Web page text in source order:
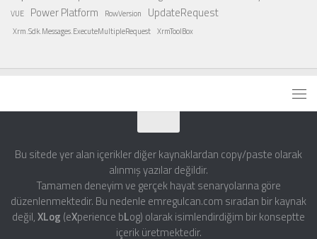
VUE
Power Platform RowVersion UpdateRequest
Xrm.Sdk.Messages.ExecuteMultipleRequest XrmToolBox
Bu sitede yer alan içerikler diğer kaynaklardan copy/paste olarak
alınmış yazılar değildir.
Tamamen deneyim ve gerçek hayat senaryolarına göre
düzenlenmektedir. Bu nedenle emregulcan.com sıradan bir kaynak
değil,XLog (eXperience bLog) olarak isimlendirdiğim bir konseptte
içerik üretmektedir.